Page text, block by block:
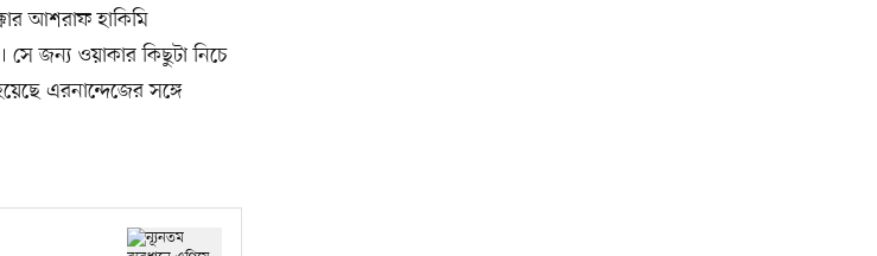
আশরাফ হাকিমি
সে জন্য ওয়াকার কিছুটা নিচে
এরনান্দেজের সঙ্গে